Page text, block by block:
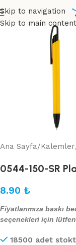
Skip to navigation
Skip to main content
Ana Sayfa Kalemler
0544-150-SR
8.90 ₺
Fiyatlarımıza baskı
seçenekleri için
18500 adet